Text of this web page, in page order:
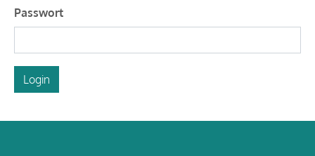
Passwort
Login